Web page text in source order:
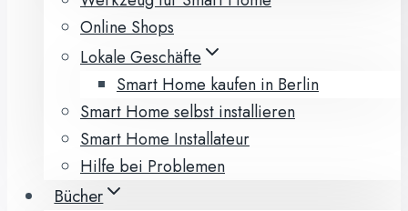
Online Shops
Lokale Geschäfte
Smart Home kaufen in Berlin
Smart Home selbst installieren
Smart Home Installateur
Hilfe bei Problemen
Bücher